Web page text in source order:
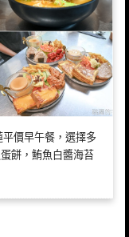
價早午餐，選擇多
餅，鮪魚白醬海苔